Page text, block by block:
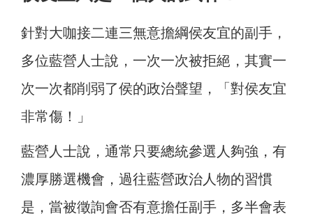
針對大咖接二連三無意擔綱侯友宜的副手，
多位藍營人士說，一次一次被拒絕，其實一
次一次都削弱了侯的政治聲望，「對侯友宜
非常傷！」
藍營人士說，通常只要總統參選人夠強，有
濃厚勝選機會，過往藍營政治人物的習慣
是，當被徵詢會否有意擔任副手，多半會表